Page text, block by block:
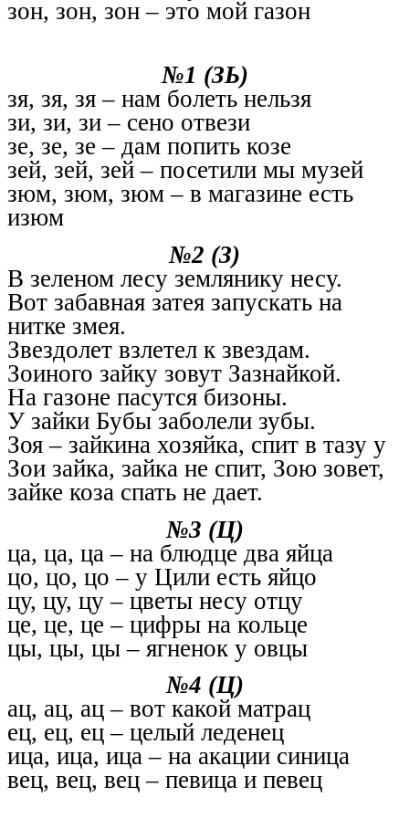
зон, зон, зон – это мой газон
№1 (ЗЬ)
зя, зя, зя – нам болеть нельзя
зи, зи, зи – сено отвези
зе, зе, зе – дам попить козе
зей, зей, зей – посетили мы музей
зюм, зюм, зюм – в магазине есть
изюм
№2 (З)
В зеленом лесу землянику несу.
Вот забавная затея запускать на
нитке змея.
Звездолет взлетел к звездам.
Зоиного зайку зовут Зазнайкой.
На газоне пасутся бизоны.
У зайки Бубы заболели зубы.
Зоя – зайкина хозяйка, спит в тазу у
Зои зайка, зайка не спит, Зою зовет,
зайке коза спать не дает.
№3 (Ц)
ца, ца, ца – на блюдце два яйца
цо, цо, цо – у Цили есть яйцо
цу, цу, цу – цветы несу отцу
це, це, це – цифры на кольце
цы, цы, цы – ягненок у овцы
№4 (Ц)
ац, ац, ац – вот какой матрац
ец, ец, ец – целый леденец
ица, ица, ица – на акации синица
вец, вец, вец – певица и певец